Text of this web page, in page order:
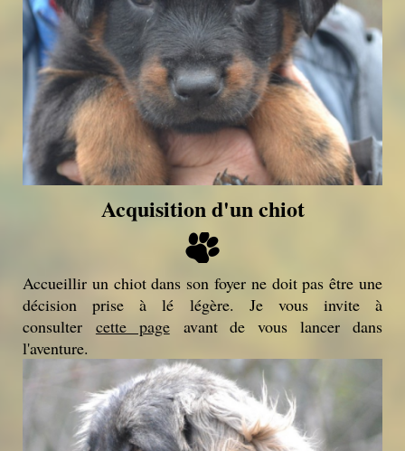
Acquisition d'un chiot
Accueillir un chiot dans son foyer ne doit pas être une
décision prise à lé légère. Je vous invite à
consulter cette pageavant de vous lancer dans
l'aventure.